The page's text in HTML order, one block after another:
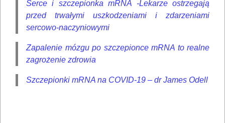
Serce i szczepionka mRNA -Lekarze ostrzegają
przed trwałymi uszkodzeniami i zdarzeniami
sercowo-naczyniowymi
Zapalenie mózgu po szczepionce mRNA to realne
zagrożenie zdrowia
Szczepionki mRNA na COVID-19 – dr James Odell